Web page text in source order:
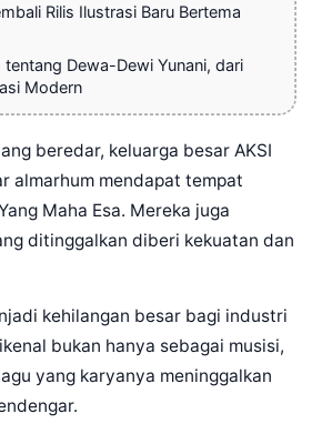
Rilis Ilustrasi Baru Bertema
Dewa-Dewi Yunani, dari
Modern
beredar, keluarga besar AKSI
almarhum mendapat tempat
Maha Esa. Mereka juga
ditinggalkan diberi kekuatan dan
kehilangan besar bagi industri
bukan hanya sebagai musisi,
yang karyanya meninggalkan